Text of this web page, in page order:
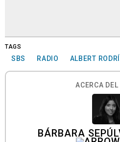
TAGS
SBS RADIO ALBERT
ACERCA DEL
BÁRBARA